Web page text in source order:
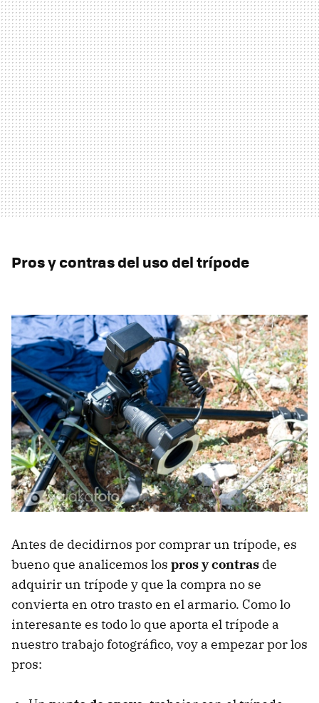
Pros y contras del uso del trípode
Antes de decidirnos por comprar un trípode, es
bueno que analicemos los pros y contras de
adquirir un trípode y que la compra no se
convierta en otro trasto en el armario. Como lo
interesante es todo lo que aporta el trípode a
nuestro trabajo fotográfico, voy a empezar por los
pros: